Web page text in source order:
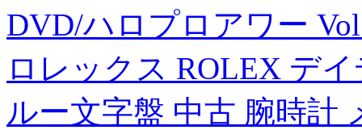
DVD/ハロプロアワー
ロレックス ROLEX デ
ルー文字盤 中古 腕時計